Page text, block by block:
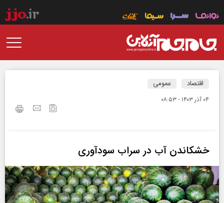
اقتصاد عمومی
۰۴ آذر ۱۴۰۳ - ۰۸:۵۳
خشکاندن آب در سراب سودآوری